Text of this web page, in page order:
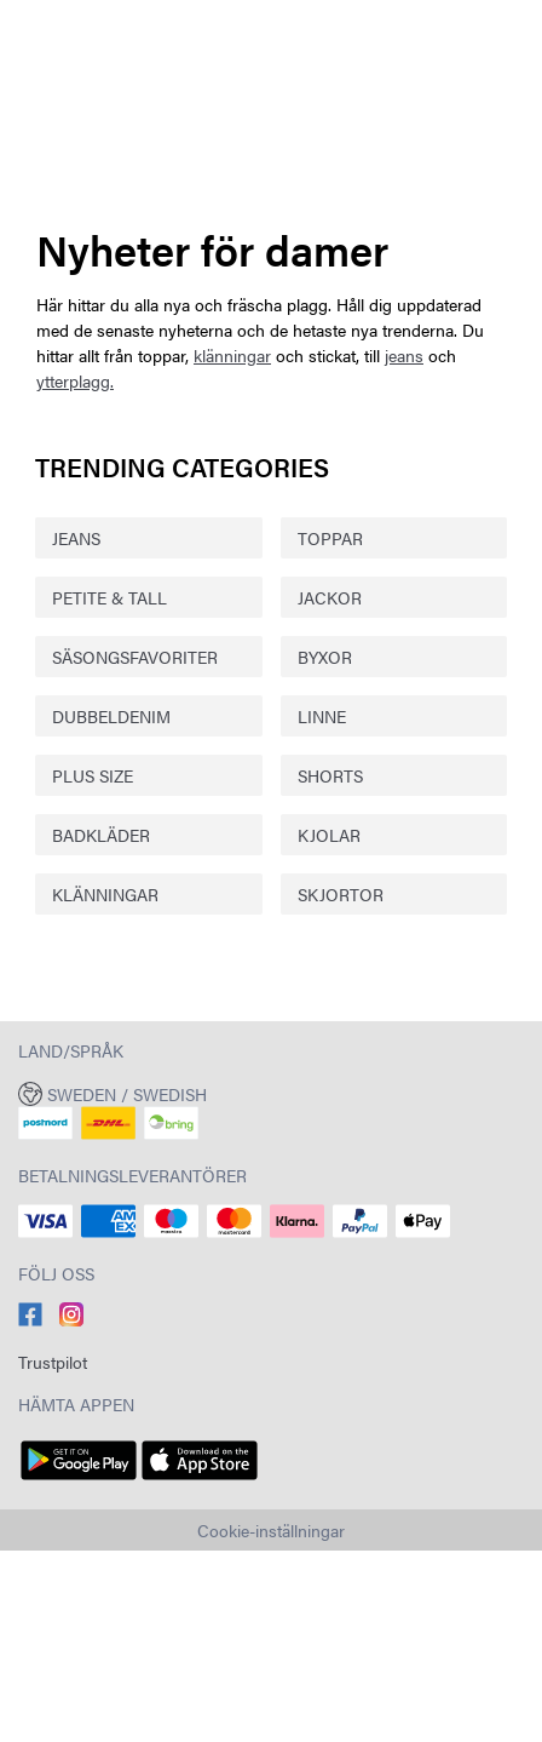
Nyheter för damer
Här hittar du alla nya och fräscha plagg. Håll dig uppdaterad
med de senaste nyheterna och de hetaste nya trenderna. Du
hittar allt från toppar, klänningar och stickat, till jeans och
ytterplagg.
TRENDING CATEGORIES
JEANS TOPPAR
PETITE & TALL JACKOR
SÄSONGSFAVORITER BYXOR
DUBBELDENIM LINNE
PLUS SIZE SHORTS
BADKLÄDER KJOLAR
KLÄNNINGAR SKJORTOR
LAND/SPRÅK
SWEDEN / SWEDISH
BETALNINGSLEVERANTÖRER
FÖLJ OSS
Trustpilot
HÄMTA APPEN
Cookie-inställningar